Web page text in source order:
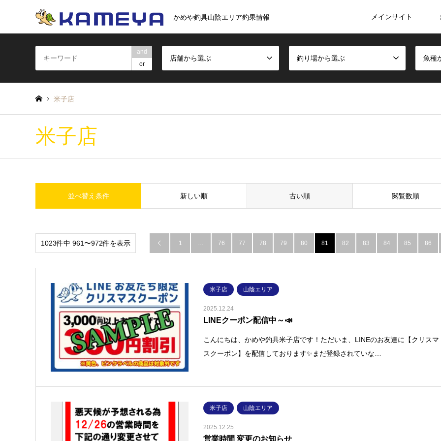
かめや釣具山陰エリア釣果情報 メインサイト
and
or
店舗から選ぶ 釣り場から選ぶ 魚種
米子店
米子店
並べ替え条件 新しい順 古い順 閲覧数順
1023件中 961〜972件を表示  1 … 76 77 78 79 80 81 82 83 84 85 86
米子店 山陰エリア
2025.12.24
LINEクーポン配信中～📣
こんにちは、かめや釣具米子店です！ただいま、LINEのお友達に【クリスマ
スクーポン】を配信しております✨まだ登録されていな…
米子店 山陰エリア
2025.12.25
営業時間 変更のお知らせ